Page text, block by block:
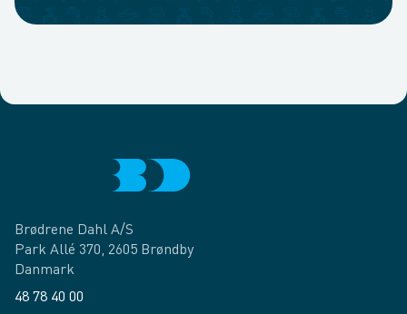
Brødrene Dahl A/S
Park Allé 370, 2605 Brøndby
Danmark
48 78 40 00